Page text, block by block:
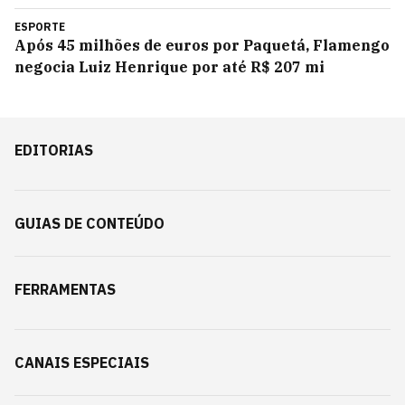
ESPORTE
Após 45 milhões de euros por Paquetá, Flamengo
negocia Luiz Henrique por até R$ 207 mi
EDITORIAS
GUIAS DE CONTEÚDO
FERRAMENTAS
CANAIS ESPECIAIS